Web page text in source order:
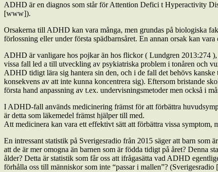
ADHD är en diagnos som står för Attention Defici t Hyperactivity
[www]).
Orsakerna till ADHD kan vara många, men grundas på biologiska
förlossning eller under första spädbarnsåret. En annan orsak kan
ADHD är vanligare hos pojkar än hos flickor ( Lundgren 2013:274
vissa fall led a till utveckling av psykiatriska problem i tonåren och
ADHD tidigt lära sig hantera sin den, och i de fall det behövs
konsekvens av att inte kunna koncentrera sig). Eftersom bristande
första hand anpassning av t.ex. undervisningsmetoder men också i
I ADHD­-fall används medicinering främst för att förbättra
är detta som läkemedel främst hjälper till med.
Att medicinera kan vara ett effektivt sätt att förbättra vissa
En intressant statistik på Sverigesradio från 2015 säger att barn
att de är mer omogna än barnen som är födda tidigt på året? Denna
ålder? Detta är statistik som får oss att ifrågasätta vad ADHD
förhålla oss till människor som inte “passar i mallen”?